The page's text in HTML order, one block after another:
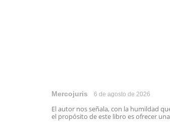
Mercojuris 6 de agosto de 2026
El autor nos señala, con la humildad
el propósito de este libro es ofrecer